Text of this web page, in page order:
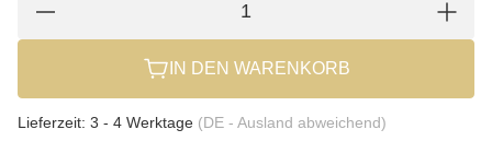
IN DEN WARENKORB
Lieferzeit: 3 - 4 Werktage (DE - Ausland abweichend)